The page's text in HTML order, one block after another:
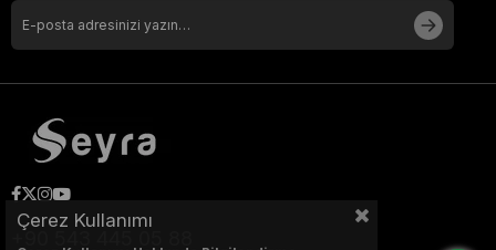
Çerez Kullanımı